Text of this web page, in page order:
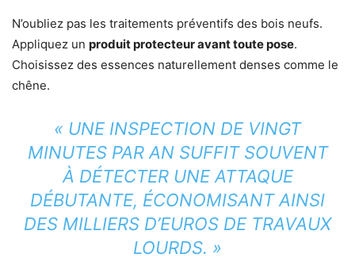
N’oubliez pas les traitements préventifs des bois neufs.
Appliquez un produit protecteur avant toute pose.
Choisissez des essences naturellement denses comme le
chêne.
« UNE INSPECTION DE VINGT
MINUTES PAR AN SUFFIT SOUVENT
À DÉTECTER UNE ATTAQUE
DÉBUTANTE, ÉCONOMISANT AINSI
DES MILLIERS D’EUROS DE TRAVAUX
LOURDS. »